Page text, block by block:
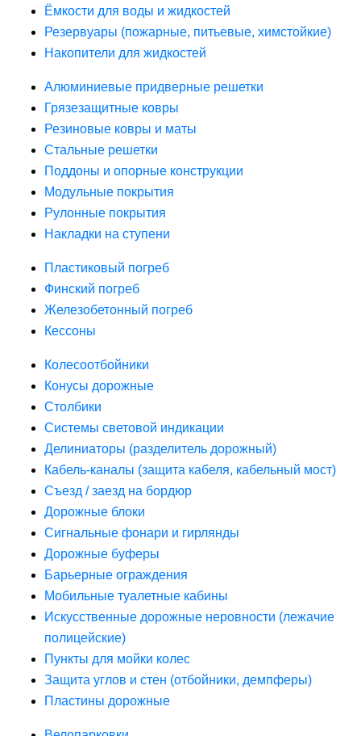
Ёмкости для воды и жидкостей
Резервуары (пожарные, питьевые, химстойкие)
Накопители для жидкостей
Алюминиевые придверные решетки
Грязезащитные ковры
Резиновые ковры и маты
Стальные решетки
Поддоны и опорные конструкции
Модульные покрытия
Рулонные покрытия
Накладки на ступени
Пластиковый погреб
Финский погреб
Железобетонный погреб
Кессоны
Колесоотбойники
Конусы дорожные
Столбики
Системы световой индикации
Делиниаторы (разделитель дорожный)
Кабель-каналы (защита кабеля, кабельный мост)
Съезд / заезд на бордюр
Дорожные блоки
Сигнальные фонари и гирлянды
Дорожные буферы
Барьерные ограждения
Мобильные туалетные кабины
Искусственные дорожные неровности (лежачие
полицейские)
Пункты для мойки колес
Защита углов и стен (отбойники, демпферы)
Пластины дорожные